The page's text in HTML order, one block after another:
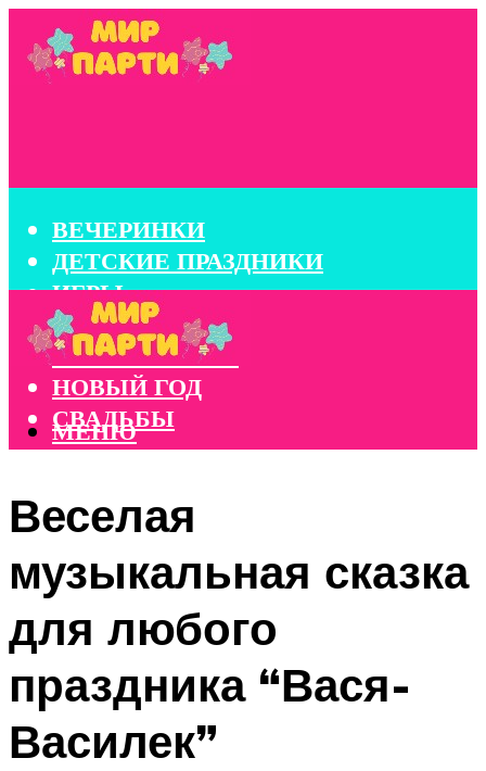
ВЕЧЕРИНКИ
ДЕТСКИЕ ПРАЗДНИКИ
ИГРЫ
КОНКУРСЫ
КОРПОРАТИВЫ
НОВЫЙ ГОД
СВАДЬБЫ
МЕНЮ
Веселая
музыкальная сказка
для любого
праздника “Вася-
Василек”